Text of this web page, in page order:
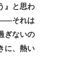
』と思わ
――それは
ぎないの
に、熱い